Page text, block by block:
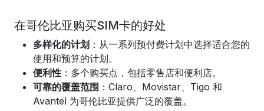
在哥伦比亚购买SIM卡的好处
多样化的计划 ：从一系列预付费计划中选择适合您的
使用和预算的计划。
便利性 ：多个购买点，包括零售店和便利店。
可靠的覆盖范围 ：Claro、Movistar、Tigo 和
Avantel 为哥伦比亚提供广泛的覆盖。